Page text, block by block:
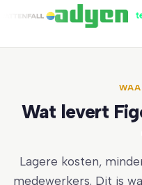
Wat levert
Lagere kosten,
medewerkers. Dit is